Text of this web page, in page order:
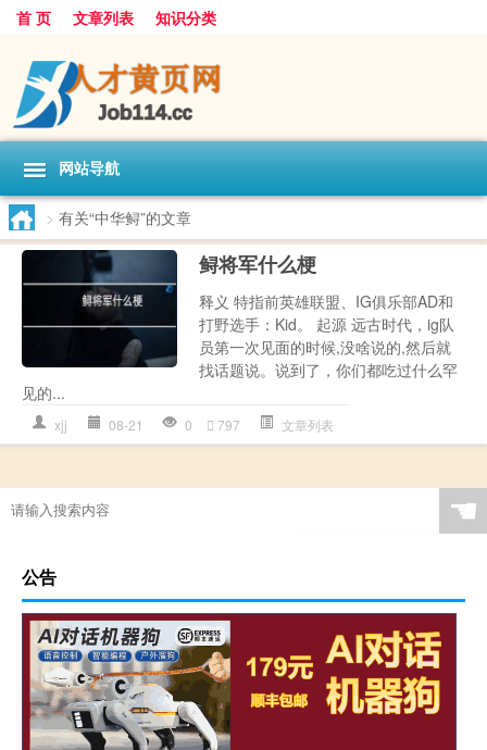
首 页 文章列表 知识分类
网站导航
> 有关“中华鲟”的文章
鲟将军什么梗
释义 特指前英雄联盟、IG俱乐部AD和
打野选手：Kid。 起源 远古时代，ig队
员第一次见面的时候,没啥说的,然后就
找话题说。说到了，你们都吃过什么罕
见的...
xjj 08-21 0 797 文章列表
☚
公告